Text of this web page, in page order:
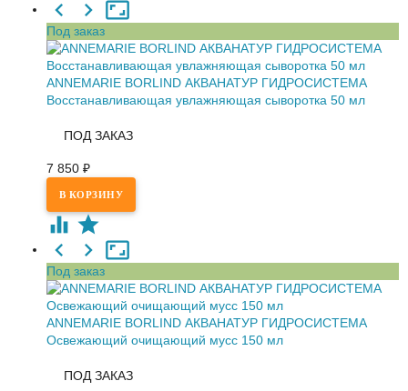
Под заказ
ANNEMARIE BORLIND АКВАНАТУР ГИДРОСИСТЕМА
Восстанавливающая увлажняющая сыворотка 50 мл
ПОД ЗАКАЗ
7 850 ₽
Под заказ
ANNEMARIE BORLIND АКВАНАТУР ГИДРОСИСТЕМА
Освежающий очищающий мусс 150 мл
ПОД ЗАКАЗ